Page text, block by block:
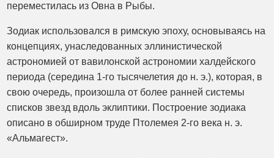
переместилась из Овна в Рыбы.
Зодиак использовался в римскую эпоху, основываясь на
концепциях, унаследованных эллинистической
астрономией от вавилонской астрономии халдейского
периода (середина 1-го тысячелетия до н. э.), которая, в
свою очередь, произошла от более ранней системы
списков звезд вдоль эклиптики. Построение зодиака
описано в обширном труде Птолемея 2-го века н. э.
«Альмагест».